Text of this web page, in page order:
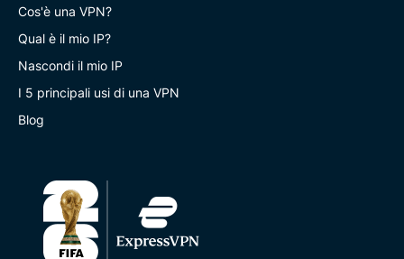
Cos'è una VPN?
Qual è il mio IP?
Nascondi il mio IP
I 5 principali usi di una VPN
Blog